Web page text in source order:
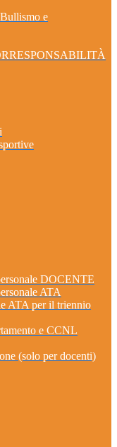
e
DOCENTE
ATA
ATA per il triennio
e CCNL
(solo per docenti)